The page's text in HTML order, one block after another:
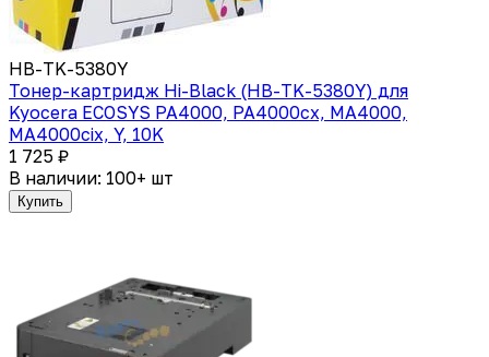
HB-TK-5380Y
Тонер-картридж Hi-Black (HB-TK-5380Y) для
Kyocera ECOSYS PA4000, PA4000cx, MA4000,
MA4000cix, Y, 10K
1 725 ₽
В наличии: 100+ шт
Купить